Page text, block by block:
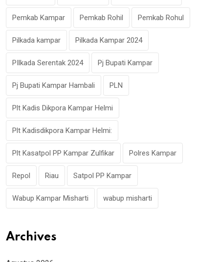
Pemkab Kampar Pemkab Rohil Pemkab Rohul
Pilkada kampar Pilkada Kampar 2024
PIlkada Serentak 2024 Pj Bupati Kampar
Pj Bupati Kampar Hambali PLN
Plt Kadis Dikpora Kampar Helmi
Plt Kadisdikpora Kampar Helmi:
Plt Kasatpol PP Kampar Zulfikar Polres Kampar
Repol Riau Satpol PP Kampar
Wabup Kampar Misharti wabup misharti
Archives